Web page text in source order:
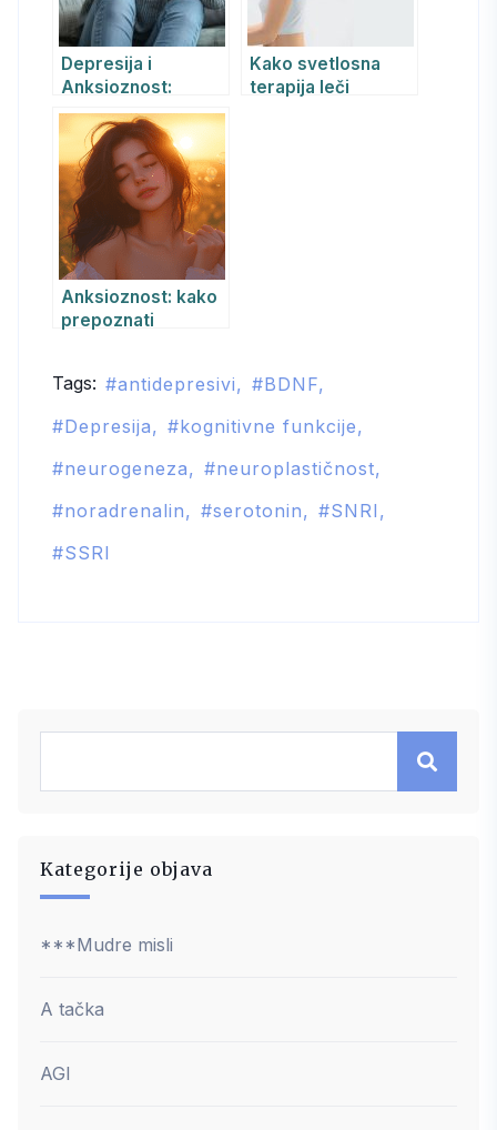
Depresija i
Anksioznost:
Simptomi, Lečenje
REBT-om i
Lekovima
Kako svetlosna
terapija leči
Anksioznost: kako
prepoznati
Tags: antidepresivi
BDNF
Depresija
kognitivne funkcije
neurogeneza
neuroplastičnost
noradrenalin
serotonin
SNRI
SSRI
Kategorije objava
***Mudre misli
A tačka
AGI